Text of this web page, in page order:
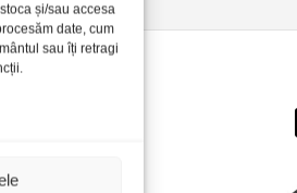
și/sau accesa
date, cum
sau îți retragi